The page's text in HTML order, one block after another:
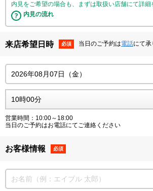
内見をご希望の場合も、まずは取扱い店舗にて詳
内見の流れ
来店希望日時 必須 当日のご予約は電話にて
営業時間：10:00～18:00
当日のご予約はお電話にてご連絡ください
お客様情報 必須